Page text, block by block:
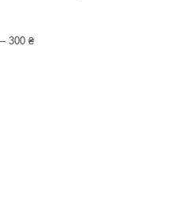
300 ₴